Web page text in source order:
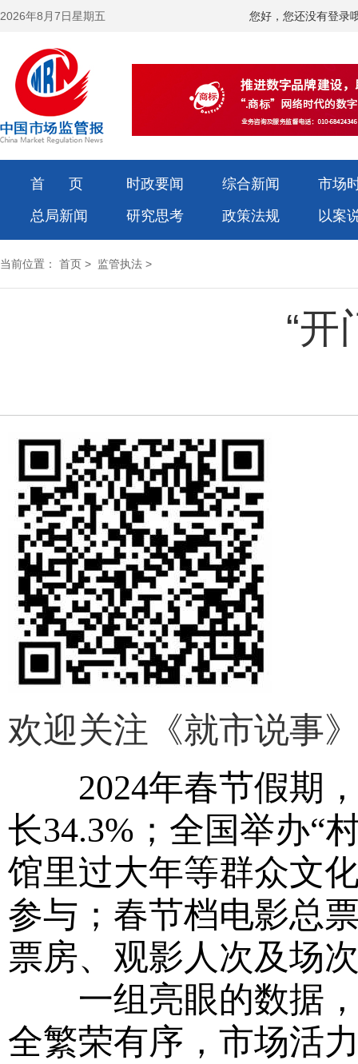
2026年8月7日星期五 您好，您还没有登录
首 页 时政要闻 综合新闻
市场
总局新闻
研究思考 政策法规 以案
当前位置： 首页 > 监管执法 >
“开
欢迎关注《就市说事
2024年春节假期，
长34.3%；全国举办“
馆里过大年等群众文
参与；春节档电影总
票房、观影人次及场
一组亮眼的数据，
全繁荣有序，市场活